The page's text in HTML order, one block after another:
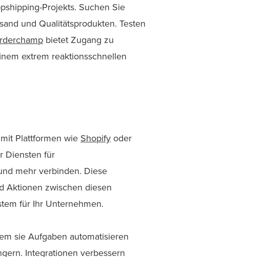
Projekts. Suchen Sie
und Qualitätsprodukten. Testen
bietet Zugang zu
extrem reaktionsschnellen
Plattformen wie Shopify oder
Diensten für
mehr verbinden. Diese
Aktionen zwischen diesen
für Ihr Unternehmen.
sie Aufgaben automatisieren
Integrationen verbessern